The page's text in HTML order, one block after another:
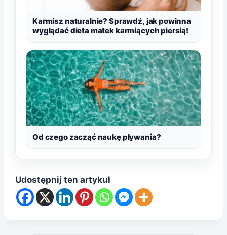
Karmisz naturalnie? Sprawdź, jak powinna
wyglądać dieta matek karmiących piersią!
Od czego zacząć naukę pływania?
Udostępnij ten artykuł